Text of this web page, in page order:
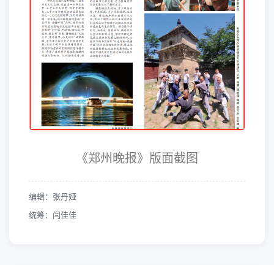
《郑州晚报》版面截图
编辑：张丹娅
统筹：闫佳佳